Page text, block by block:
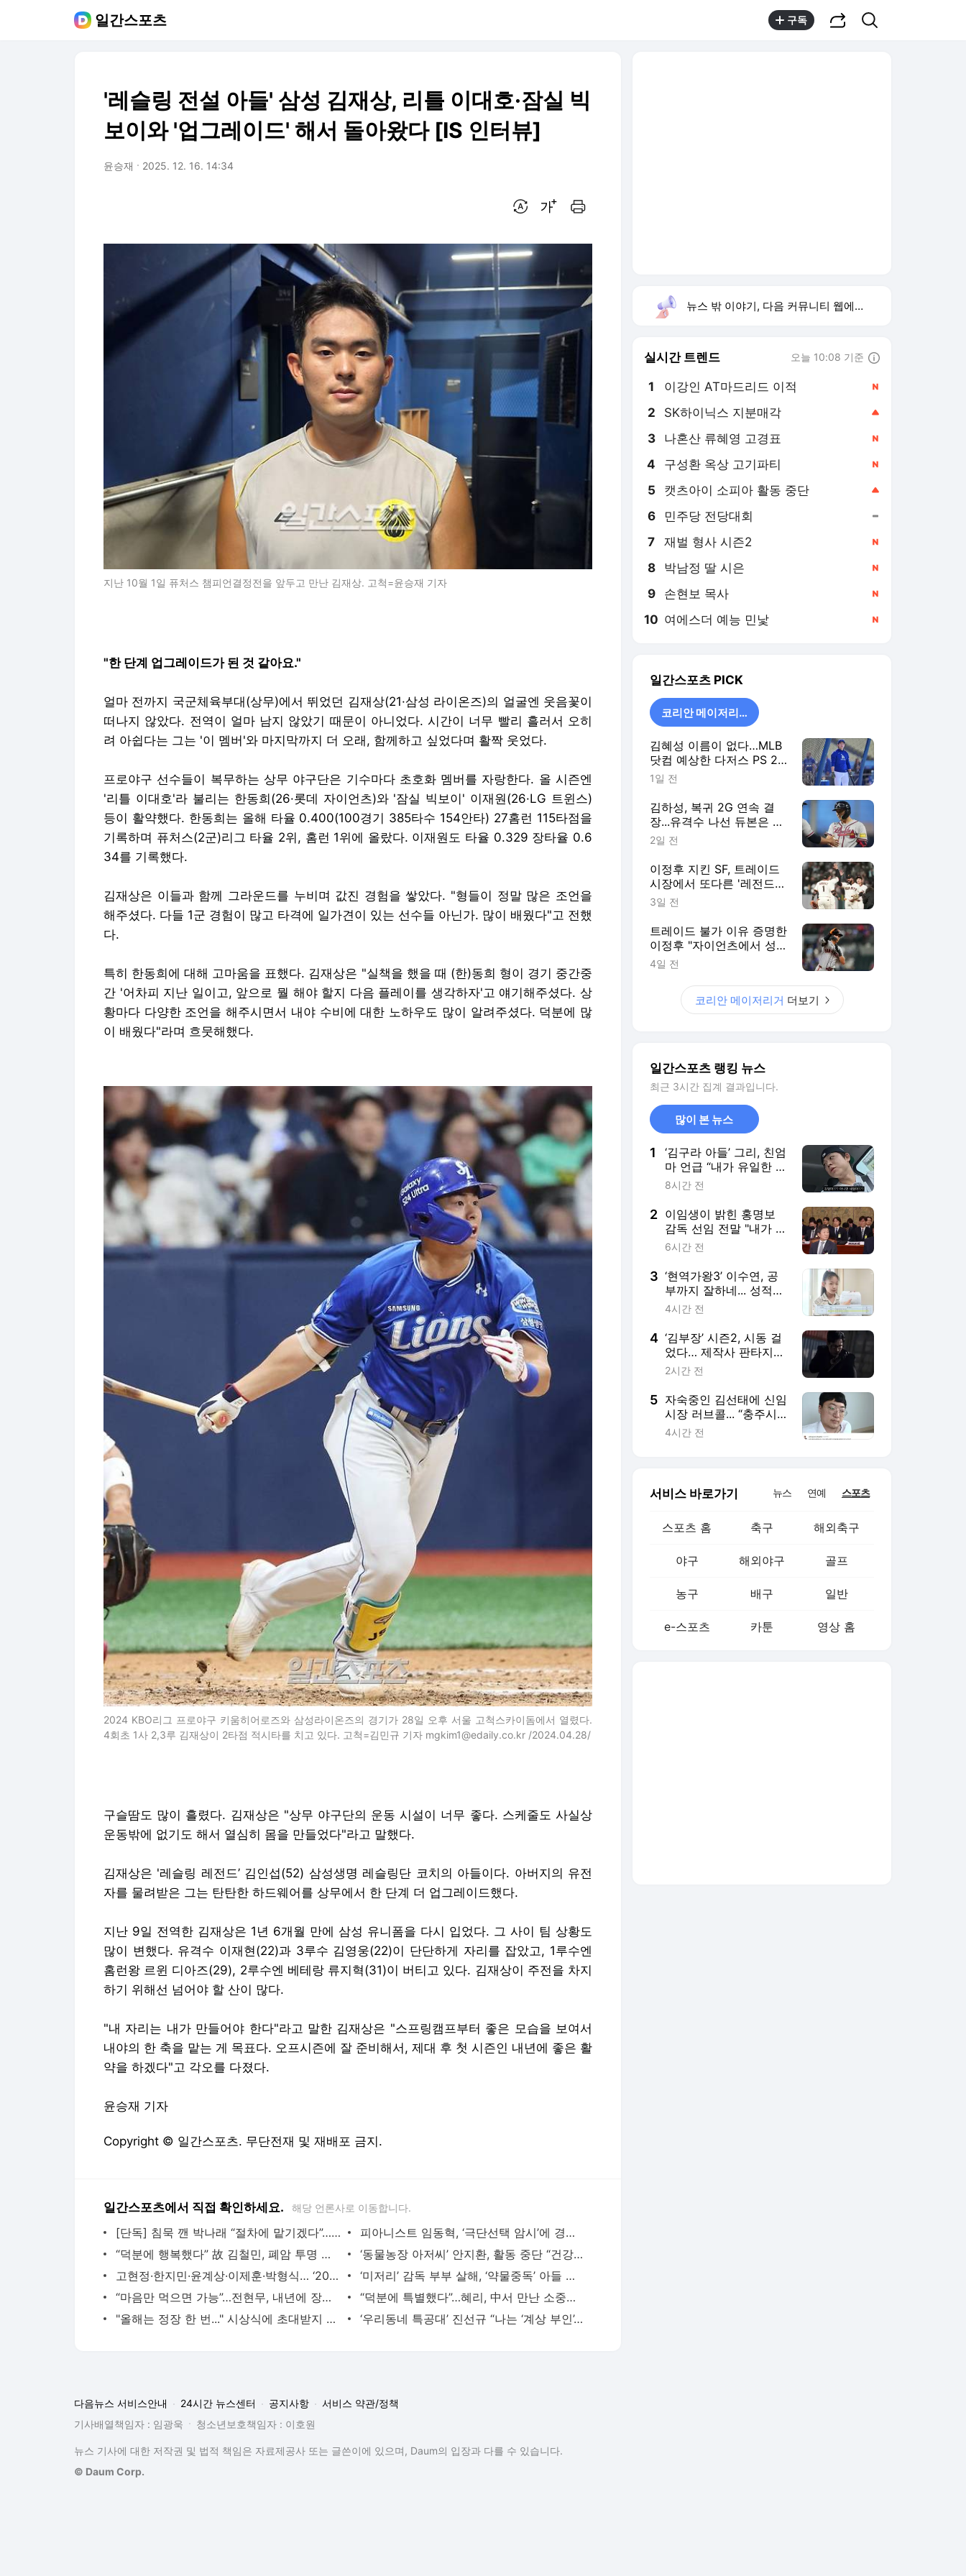
일간스포츠 구독
'레슬링 전설 아들' 삼성 김재상, 리틀 이대호·잠실 빅
보이와 '업그레이드' 해서 돌아왔다 [IS 인터뷰]
윤승재 2025. 12. 16. 14:34
지난 10월 1일 퓨처스 챔피언결정전을 앞두고 만난 김재상. 고척=윤승재 기자
"한 단계 업그레이드가 된 것 같아요."
얼마 전까지 국군체육부대(상무)에서 뛰었던 김재상(21·삼성 라이온즈)의 얼굴엔 웃음꽃이
떠나지 않았다. 전역이 얼마 남지 않았기 때문이 아니었다. 시간이 너무 빨리 흘러서 오히
려 아쉽다는 그는 '이 멤버'와 마지막까지 더 오래, 함께하고 싶었다며 활짝 웃었다.
프로야구 선수들이 복무하는 상무 야구단은 기수마다 초호화 멤버를 자랑한다. 올 시즌엔
'리틀 이대호'라 불리는 한동희(26·롯데 자이언츠)와 '잠실 빅보이' 이재원(26·LG 트윈스)
등이 활약했다. 한동희는 올해 타율 0.400(100경기 385타수 154안타) 27홈런 115타점을
기록하며 퓨처스(2군)리그 타율 2위, 홈런 1위에 올랐다. 이재원도 타율 0.329 장타율 0.6
34를 기록했다.
김재상은 이들과 함께 그라운드를 누비며 값진 경험을 쌓았다. "형들이 정말 많은 조언을
해주셨다. 다들 1군 경험이 많고 타격에 일가견이 있는 선수들 아닌가. 많이 배웠다"고 전했
다.
특히 한동희에 대해 고마움을 표했다. 김재상은 "실책을 했을 때 (한)동희 형이 경기 중간중
간 '어차피 지난 일이고, 앞으로 뭘 해야 할지 다음 플레이를 생각하자'고 얘기해주셨다. 상
황마다 다양한 조언을 해주시면서 내야 수비에 대한 노하우도 많이 알려주셨다. 덕분에 많
이 배웠다"라며 흐뭇해했다.
2024 KBO리그 프로야구 키움히어로즈와 삼성라이온즈의 경기가 28일 오후 서울 고척스카이돔에서 열렸다.
4회초 1사 2,3루 김재상이 2타점 적시타를 치고 있다. 고척=김민규 기자 mgkim1@edaily.co.kr /2024.04.28/
구슬땀도 많이 흘렸다. 김재상은 "상무 야구단의 운동 시설이 너무 좋다. 스케줄도 사실상
운동밖에 없기도 해서 열심히 몸을 만들었다"라고 말했다.
김재상은 '레슬링 레전드’ 김인섭(52) 삼성생명 레슬링단 코치의 아들이다. 아버지의 유전
자를 물려받은 그는 탄탄한 하드웨어를 상무에서 한 단계 더 업그레이드했다.
지난 9일 전역한 김재상은 1년 6개월 만에 삼성 유니폼을 다시 입었다. 그 사이 팀 상황도
많이 변했다. 유격수 이재현(22)과 3루수 김영웅(22)이 단단하게 자리를 잡았고, 1루수엔
홈런왕 르윈 디아즈(29), 2루수엔 베테랑 류지혁(31)이 버티고 있다. 김재상이 주전을 차지
하기 위해선 넘어야 할 산이 많다.
"내 자리는 내가 만들어야 한다"라고 말한 김재상은 "스프링캠프부터 좋은 모습을 보여서
내야의 한 축을 맡는 게 목표다. 오프시즌에 잘 준비해서, 제대 후 첫 시즌인 내년에 좋은 활
약을 하겠다"고 각오를 다졌다.
윤승재 기자
Copyright © 일간스포츠. 무단전재 및 재배포 금지.
일간스포츠에서 직접 확인하세요. 해당 언론사로 이동합니다.
[단독] 침묵 깬 박나래 “절차에 맡기겠다”…전 매니저들과 법적 공방 본격 예고 [종합] - 일간
피아니스트 임동혁, ‘극단선택 암시’에 경찰 출동…생명 지장 없어 [왓IS] - 일간스포츠
“덕분에 행복했다” 故 김철민, 폐암 투명 끝 사망…오늘 (16일) 4주기 - 일간스포츠
‘동물농장 아저씨’ 안지환, 활동 중단 “건강 회복에 전념” [공식] - 일간스포츠
고현정·한지민·윤계상·이제훈·박형식… ‘2025 SBS 연기대상’ 대상 경쟁, 승자는? - 일간스포츠
‘미저리’ 감독 부부 살해, ‘약물중독’ 아들 체포 “전날 격한 말다툼” [IS해외연예] - 일간
“마음만 먹으면 가능”…전현무, 내년에 장가가나 (톡파원 25시) - 일간스포츠
“덕분에 특별했다”…혜리, 中서 만난 소중한 인연 - 일간스포츠
"올해는 정장 한 번..." 시상식에 초대받지 못한 김진성, 염경엽 감독의 깜짝 선물 - 일간스포츠
‘우리동네 특공대’ 진선규 “나는 ‘계상 부인’…헤어지기 싫었던 작품 [IS인터뷰] - 일간스
캣츠아이 소피아 활동 중단
7 재벌 형사 시즌2
8 박남정 딸 시은
9 손현보 목사
10 여에스더 예능 민낯
일간스포츠PICK
김혜성 이름이 없다…MLB
인 로스터 '충격 제외'
1일 전
김하성, 복귀 2G 연속 결
이정후 지킨 SF, 트레이드
시장에서 또다른 '레전드
주니어' 품었다
3일 전
트레이드 불가 이유 증명한
이정후 "자이언츠에서 성공
하고 싶다"
4일 전
코리안 메이저리거 더보기
일간스포츠 랭킹 뉴스
최근 3시간 집계 결과입니다.
많이 본 뉴스
‘김구라 아들’ 그리, 친엄
마 언급 “내가 유일한 가
족… 더 챙기려고”
8시간 전
천한 거 아냐, 정몽규 전
회장 지시로 면담"
6시간 전
3 ‘현역가왕3’ 이수연, 공
부까지 잘하네... 성적표
‘잘함’ 도배
4시간 전
4
‘김부장’ 시즌2, 시동 걸
었다… 제작사 판타지오
측 “긍정 논의” [공식]
2시간 전
5 자숙중인 김선태에 신임
시장 러브콜... “충주시
청 다시 돌아오실래요?”
4시간 전
서비스 바로가기 연예 스포츠
스포츠 홈 축구 해외축구
골프
농구 배구 일반
다음뉴스 서비스안내 24시간 뉴스센터 공지사항
서비스 약관/정책
기사배열책임자 : 임광욱
청소년보호책임자 : 이호원
뉴스 기사에 대한 저작권 및 법적 책임은 자료제공사 또는 글쓴이에 있으며, Daum의 입장과 다를 수 있습니다.
© Daum Corp.